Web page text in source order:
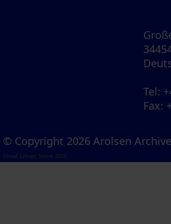
Tel:
Fax:
© Copyright 2026 Arolsen
Visual Library Server 2026